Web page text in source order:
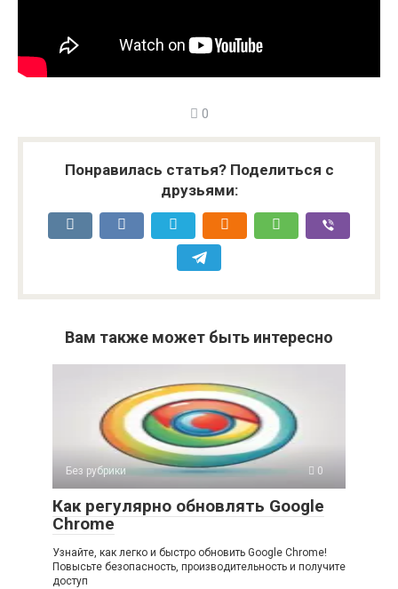
0
Понравилась статья? Поделиться с
друзьями:
Вам также может быть интересно
Без рубрики 0
Как регулярно обновлять Google
Chrome
Узнайте, как легко и быстро обновить Google Chrome!
Повысьте безопасность, производительность и получите
доступ